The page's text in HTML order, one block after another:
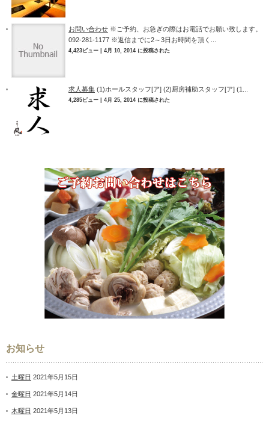
お問い合わせ ※ご予約、お急ぎの際はお電話でお願い致します。
092-281-1177 ※返信までに2～3日お時間を頂く...
4,423ビュー 4月 10, 2014 に投稿された
求人募集 (1)ホールスタッフ[ア] (2)厨房補助スタッフ[ア] (1...
4,285ビュー 4月 25, 2014 に投稿された
お知らせ
土曜日 2021年5月15日
金曜日 2021年5月14日
木曜日 2021年5月13日